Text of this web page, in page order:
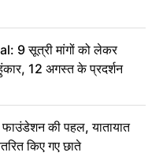
9 सूत्री मांगों को लेकर
12 अगस्त के प्रदर्शन
की पहल, यातायात
किए गए छाते